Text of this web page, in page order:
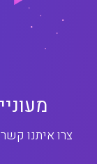
צרו איתנו